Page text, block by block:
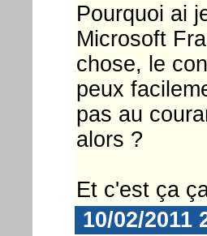
Pourquoi ai
Microsoft
chose, le
peux
pas au
alors ?
Et c'est ça
10/02/2011